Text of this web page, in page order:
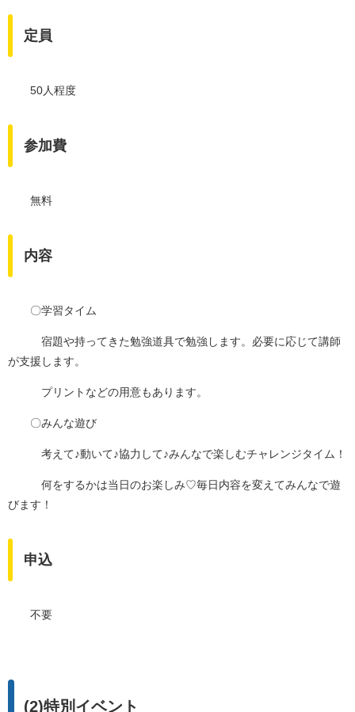
定員
50人程度
参加費
無料
内容
〇学習タイム
宿題や持ってきた勉強道具で勉強します。必要に応じて講師
が支援します。
プリントなどの用意もあります。
〇みんな遊び
考えて♪動いて♪協力して♪みんなで楽しむチャレンジタイム！
何をするかは当日のお楽しみ♡毎日内容を変えてみんなで遊
びます！
申込
不要
(2)特別イベント